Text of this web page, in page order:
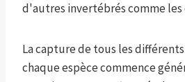
d'autres invertébrés comme
La capture de tous les
chaque espèce commence